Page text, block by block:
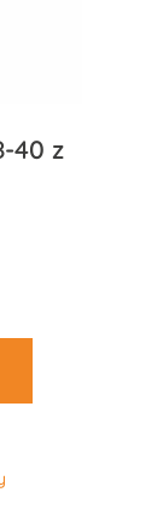
40 z